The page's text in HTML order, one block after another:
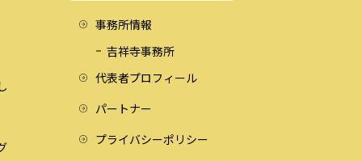
事務所情報
吉祥寺事務所
代表者プロフィール
パートナー
プライバシーポリシー